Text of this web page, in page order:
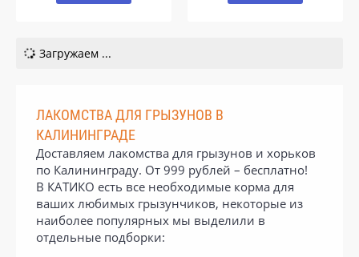
Загружаем ...
ЛАКОМСТВА ДЛЯ ГРЫЗУНОВ В
КАЛИНИНГРАДЕ
Доставляем лакомства для грызунов и хорьков
по Калининграду. От 999 рублей – бесплатно!
В КАТИКО есть все необходимые корма для
ваших любимых грызунчиков, некоторые из
наиболее популярных мы выделили в
отдельные подборки: